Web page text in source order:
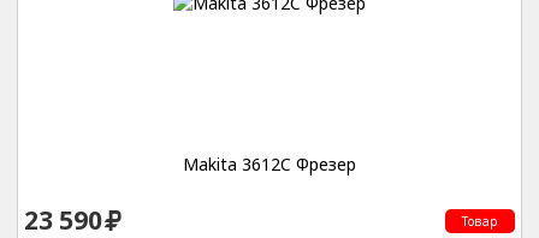
Makita 3612C Фрезер
23 590 Товар